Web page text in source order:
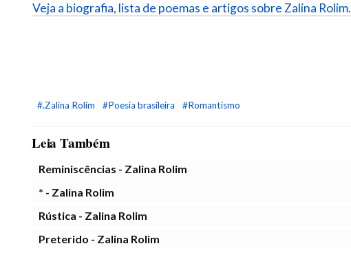
Veja a biografia, lista de poemas e artigos sobre Zalina Rolim.
#.Zalina Rolim #Poesia brasileira #Romantismo
Leia Também
Reminiscências - Zalina Rolim
* - Zalina Rolim
Rústica - Zalina Rolim
Preterido - Zalina Rolim